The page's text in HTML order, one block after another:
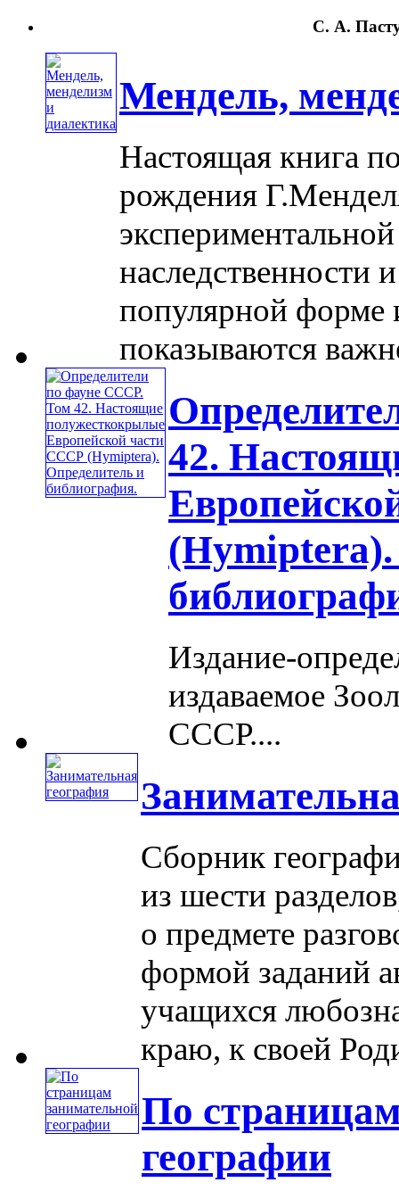
С. А.
Мендель,
Настоящая книга
рождения
наследственности
популярной форме
показываются
42.
Издание-
издаваемое
СССР....
Сборник
из шести
о предмете
формой заданий
учащихся
краю, к своей
По
географии